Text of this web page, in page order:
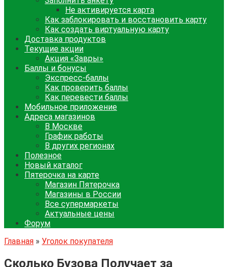
Не активируется карта
Как заблокировать и восстановить карту
Как создать виртуальную карту
Доставка продуктов
Текущие акции
Акция «Завры»
Баллы и бонусы
Экспресс-баллы
Как проверить баллы
Как перевести баллы
Мобильное приложение
Адреса магазинов
В Москве
График работы
В других регионах
Полезное
Новый каталог
Пятерочка на карте
Магазин Пятерочка
Магазины в России
Все супермаркеты
Актуальные цены
Форум
Главная » Уголок покупателя
Сколько Бузова Получает за